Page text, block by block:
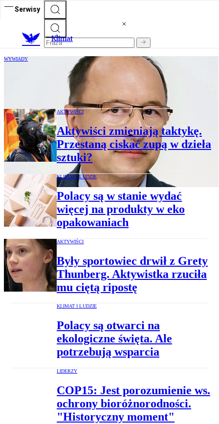
Serwisy
Klimat
WYWIADY
Damian Absalon: Zbieranie wody
deszczowej bardzo korzystne
AKTYWIŚCI
Aktywiści zmieniają taktykę.
Przestaną ciskać zupą w dzieła
sztuki?
KLIMAT I LUDZIE
Polacy są w stanie wydać
więcej na produkty w eko
opakowaniach
AKTYWIŚCI
Były sportowiec drwił z Grety
Thunberg. Aktywistka rzuciła
mu ciętą ripostę
KLIMAT I LUDZIE
Polacy są otwarci na
ekologiczne święta. Ale
potrzebują wsparcia
LIDERZY
COP15: Jest porozumienie ws.
ochrony bioróżnorodności.
"Historyczny moment"